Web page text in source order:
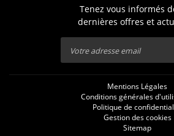
Tenez vous informés
dernières offres et
Mentions Légales
Conditions générales
Politique de
Gestion des cookies
Sitemap